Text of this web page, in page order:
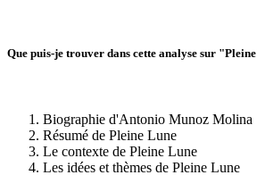
Que puis-je trouver dans cette analyse sur
Biographie d'Antonio Munoz Molina
Résumé de Pleine Lune
Le contexte de Pleine Lune
Les idées et thèmes de Pleine Lune